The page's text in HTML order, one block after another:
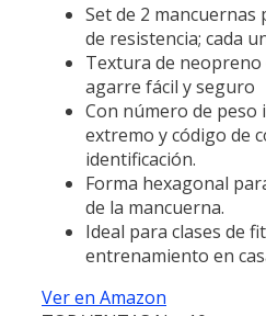
Set de 2
de resistencia; cada
Textura de
agarre fácil y seguro
Con número de peso
extremo y código de
identificación.
Forma hexagonal
de la mancuerna.
Ideal para clases de
entrenamiento en
Ver en Amazon